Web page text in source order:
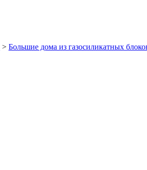
> Большие дома из газосиликатных